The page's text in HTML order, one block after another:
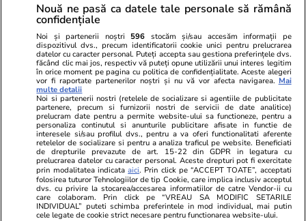
Adevarul.ro
Planul secret pentru „Santinela
NATO” la Marea Neagră.
Obstacolul neașteptat în calea
României
Fanatik.ro
euro pentru
Ce preț are
răsfățat-o
PARTENERI
Nouă ne pasă ca datele tale personale să rămână
confidențiale
Noi și partenerii noștri 596 stocăm și/sau accesăm informații pe
dispozitivul dvs., precum identificatorii cookie unici pentru prelucrarea
datelor cu caracter personal. Puteți accepta sau gestiona preferințele dvs.
făcând clic mai jos, respectiv vă puteți opune utilizării unui interes legitim
în orice moment pe pagina cu politica de confidențialitate. Aceste alegeri
vor fi raportate partenerilor noștri și nu vă vor afecta navigarea. Mai
multe detalii
Noi si partenerii nostri (retelele de socializare si agentiile de publicitate
partenere, precum si furnizorii nostri de servicii de date analitice)
prelucram date pentru a permite website-ului sa functioneze, pentru a
personaliza continutul si anunturile publicitare afisate in functie de
interesele si/sau profilul dvs., pentru a va oferi functionalitati aferente
retelelor de socializare si pentru a analiza traficul pe website. Beneficiati
de drepturile prevazute de art. 15-22 din GDPR in legatura cu
prelucrarea datelor cu caracter personal. Aceste drepturi pot fi exercitate
prin modalitatea indicataaici. Prin click pe “ACCEPT TOATE”, acceptati
folosirea tuturor Tehnologiilor de tip Cookie, care implica inclusiv acceptul
dvs. cu privire la stocarea/accesarea informatiilor de catre Vendor-ii cu
care colaboram. Prin click pe “VREAU SA MODIFIC SETARILE
INDIVIDUAL” puteti schimba preferintele in mod individual, mai putin
cele legate de cookie strict necesare pentru functionarea website-ului.